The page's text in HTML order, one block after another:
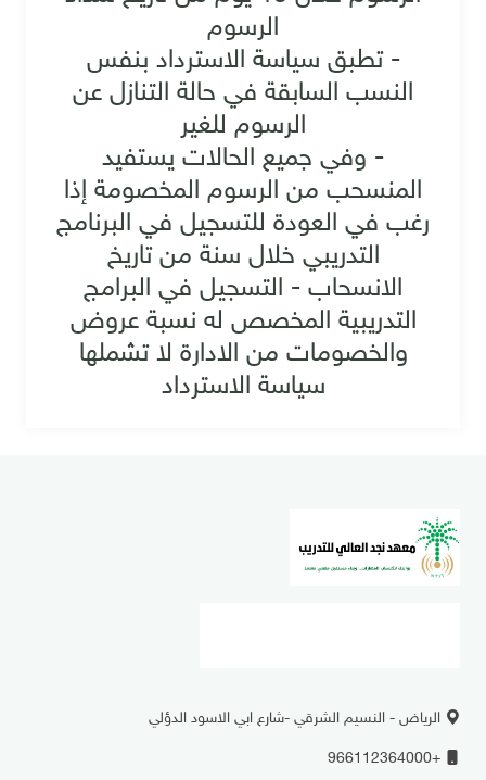
الرسوم
- تطبق سياسة الاسترداد بنفس
النسب السابقة في حالة التنازل عن
الرسوم للغير
- وفي جميع الحالات يستفيد
المنسحب من الرسوم المخصومة إذا
رغب في العودة للتسجيل في البرنامج
التدريبي خلال سنة من تاريخ
الانسحاب - التسجيل في البرامج
التدريبية المخصص له نسبة عروض
والخصومات من الادارة لا تشملها
سياسة الاسترداد
الرياض - النسيم الشرقي -شارع ابي الاسود الدؤلي
+966112364000